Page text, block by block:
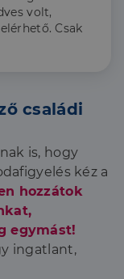
volt,
Csak
családi
is, hogy
kéz a
hozzátok
egymást!
ingatlant,